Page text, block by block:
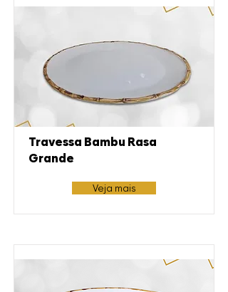
Travessa Bambu Rasa
Grande
Veja mais